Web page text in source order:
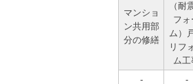
マンショ
ン共用部
分の修繕
（耐
フォ
ム）
リフ
ム工
- -